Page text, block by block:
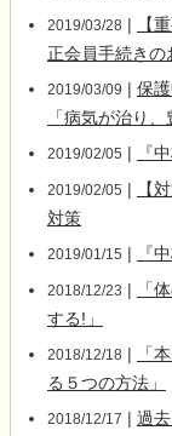
2019/03/28 |
【
正会員手続き
2019/03/09 | 保
「病気が治り
2019/02/05 | 『
2019/02/05 |
【
対策
2019/01/15 | 『
2018/12/23 |
「
する!」
2018/12/18 |
「
る５つの方法」
2018/12/17 | 過